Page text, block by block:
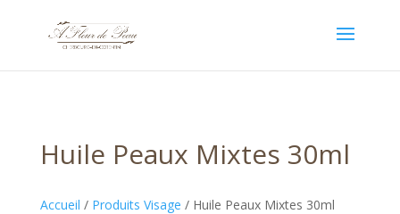
Huile Peaux Mixtes 30ml
Accueil / Produits Visage / Huile Peaux Mixtes 30ml